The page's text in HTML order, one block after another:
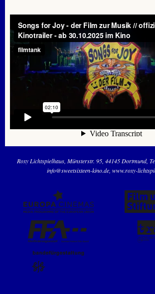
Roxy Lichtspielhaus Münsterstr. 95 44145 Dortmund
info@sweetsixteen-kino.de www.roxy-